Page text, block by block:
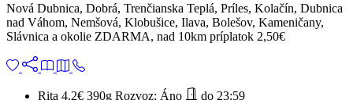
Nová Dubnica, Dobrá, Trenčianska Teplá, Príles, Kolačín, Dubnica
nad Váhom, Nemšová, Klobušice, Ilava, Bolešov, Kameničany,
Slávnica a okolie ZDARMA, nad 10km príplatok 2,50€
Rita 4.2€ 390g Rozvoz: Áno do 23:59